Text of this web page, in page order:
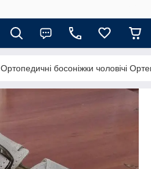
Ортопедичні босоніжки чоловічі